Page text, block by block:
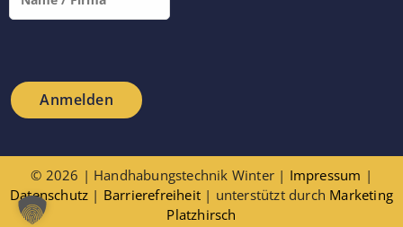
© 2026 | Handhabungstechnik Winter | Impressum |
Datenschutz | Barrierefreiheit | unterstützt durch Marketing
Platzhirsch